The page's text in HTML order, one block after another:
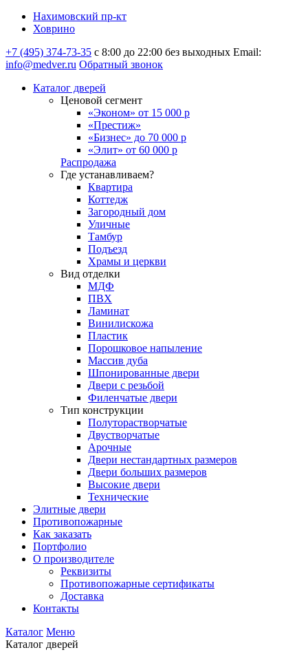
Нахимовский пр-кт
Ховрино
+7 (495) 374-73-35 с 8:00 до 22:00 без выходных Email:
info@medver.ru Обратный звонок
Каталог дверей
Ценовой сегмент
«Эконом» от 15 000 р
«Престиж»
«Бизнес» до 70 000 р
«Элит» от 60 000 р
Распродажа
Где устанавливаем?
Квартира
Коттедж
Загородный дом
Уличные
Тамбур
Подъезд
Храмы и церкви
Вид отделки
МДФ
ПВХ
Ламинат
Винилискожа
Пластик
Порошковое напыление
Массив дуба
Шпонированные двери
Двери с резьбой
Филенчатые двери
Тип конструкции
Полуторастворчатые
Двустворчатые
Арочные
Двери нестандартных размеров
Двери больших размеров
Высокие двери
Технические
Элитные двери
Противопожарные
Как заказать
Портфолио
О производителе
Реквизиты
Противопожарные сертификаты
Доставка
Контакты
Каталог Меню
Каталог дверей